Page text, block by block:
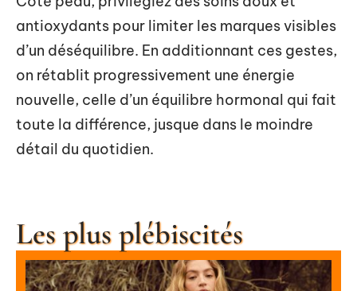
antioxydants pour limiter les marques visibles
d’un déséquilibre. En additionnant ces gestes,
on rétablit progressivement une énergie
nouvelle, celle d’un équilibre hormonal qui fait
toute la différence, jusque dans le moindre
détail du quotidien.
Les plus plébiscités